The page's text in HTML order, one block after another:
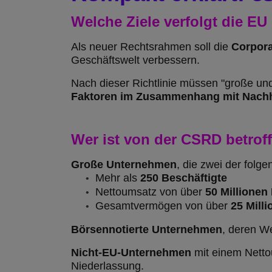
Welche Ziele verfolgt die EU
Als neuer Rechtsrahmen soll die
Geschäftswelt verbessern.
Nach dieser Richtlinie müssen "große
Faktoren im Zusammenhang mit
Wer ist von der CSRD
Große Unternehmen, die zwei der
Mehr als 250 Beschäftigte
Nettoumsatz von über 50 Millionen
Gesamtvermögen von über 25
Börsennotierte Unternehmen, deren
Nicht-EU-Unternehmen mit einem
Niederlassung.